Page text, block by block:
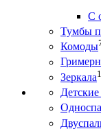
С
Тумбы
Комоды
Зеркала